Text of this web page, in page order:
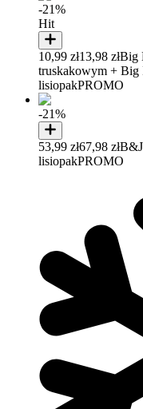
-21%
Hit
10,99 zł13,98 złBig
truskakowym +
lisiopakPROMO
-21%
53,99 zł67,98 zł
lisiopakPROMO